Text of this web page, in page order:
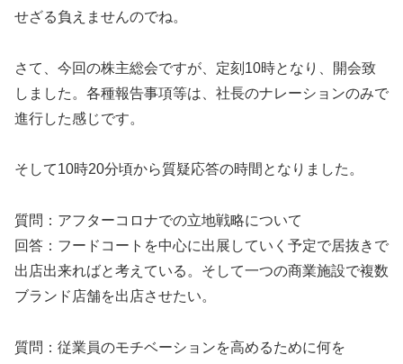
せざる負えませんのでね。
さて、今回の株主総会ですが、定刻10時となり、開会致
しました。各種報告事項等は、社長のナレーションのみで
進行した感じです。
そして10時20分頃から質疑応答の時間となりました。
質問：アフターコロナでの立地戦略について
回答：フードコートを中心に出展していく予定で居抜きで
出店出来ればと考えている。そして一つの商業施設で複数
ブランド店舗を出店させたい。
質問：従業員のモチベーションを高めるために何を